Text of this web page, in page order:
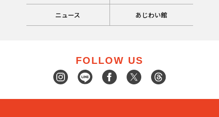
ニュース あじわい館
FOLLOW US